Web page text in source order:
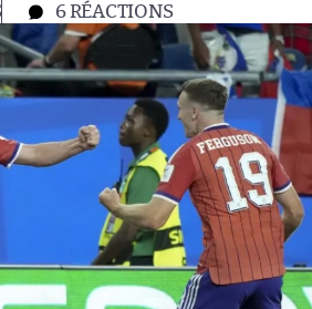
6RÉACTIONS